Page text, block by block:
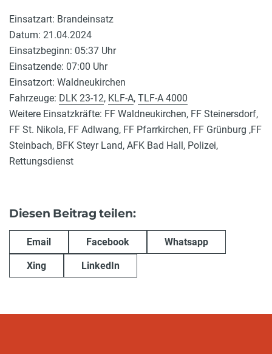
Einsatzart: Brandeinsatz
Datum: 21.04.2024
Einsatzbeginn: 05:37 Uhr
Einsatzende: 07:00 Uhr
Einsatzort: Waldneukirchen
Fahrzeuge: DLK 23-12, KLF-A, TLF-A 4000
Weitere Einsatzkräfte: FF Waldneukirchen, FF Steinersdorf,
FF St. Nikola, FF Adlwang, FF Pfarrkirchen, FF Grünburg ,FF
Steinbach, BFK Steyr Land, AFK Bad Hall, Polizei,
Rettungsdienst
Diesen Beitrag teilen:
Email Facebook Whatsapp
Xing LinkedIn